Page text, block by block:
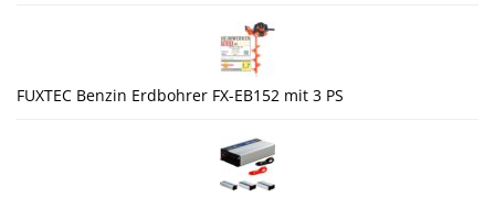
FUXTEC Benzin Erdbohrer FX-EB152 mit 3 PS